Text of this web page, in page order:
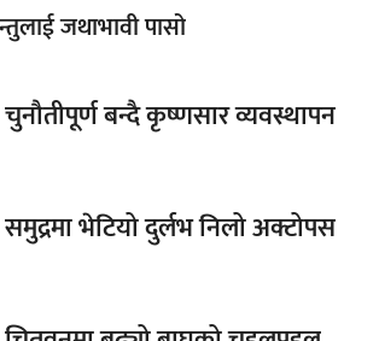
जथाभावी पासो
चुनौतीपूर्ण बन्दै कृष्णसार व्यवस्थापन
समुद्रमा भेटियो दुर्लभ निलो अक्टोपस